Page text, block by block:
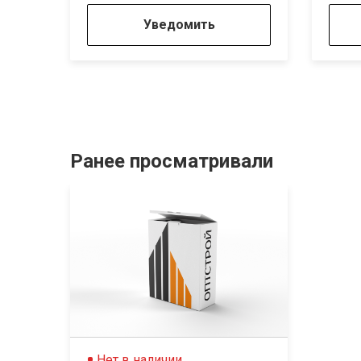
Уведомить
Ранее просматривали